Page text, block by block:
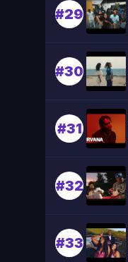
#29
#30
#31
#32
#33